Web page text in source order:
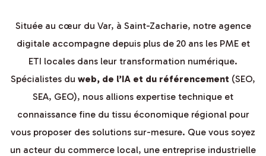
Située au cœur du Var, à Saint-Zacharie, notre agence
digitale accompagne depuis plus de 20 ans les PME et
ETI locales dans leur transformation numérique.
Spécialistes du web, de l’IA et du référencement (SEO,
SEA, GEO), nous allions expertise technique et
connaissance fine du tissu économique régional pour
vous proposer des solutions sur-mesure. Que vous soyez
un acteur du commerce local, une entreprise industrielle